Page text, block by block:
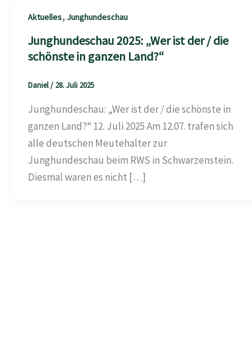
Aktuelles, Junghundeschau
Junghundeschau 2025: „Wer ist der / die
schönste in ganzen Land?“
Daniel/ 28. Juli 2025
Junghundeschau: „Wer ist der / die schönste in
ganzen Land?“ 12. Juli 2025 Am 12.07. trafen sich
alle deutschen Meutehalter zur
Junghundeschau beim RWS in Schwarzenstein.
Diesmal waren es nicht […]